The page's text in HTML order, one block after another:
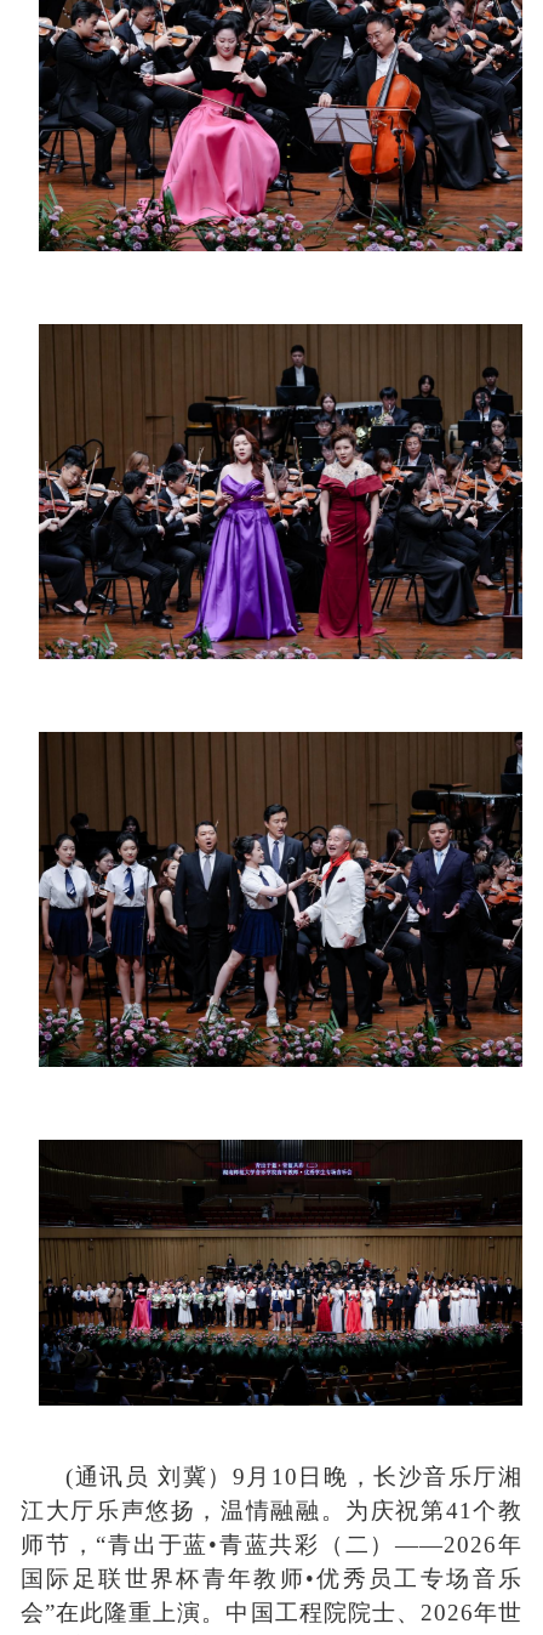
(通讯员 刘冀）9月10日 晚，长沙音乐厅湘
江大厅乐声悠扬，温情融融。为庆祝第41 个教
师节， “青出于蓝•青蓝共彩（二）——2026年
国际足联世界杯青年教师•优秀员工专场音乐
会”在此隆重上演。 中国工程院院士、2026年世